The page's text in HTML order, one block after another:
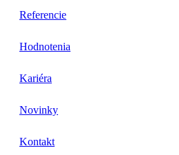
Referencie
Hodnotenia
Kariéra
Novinky
Kontakt